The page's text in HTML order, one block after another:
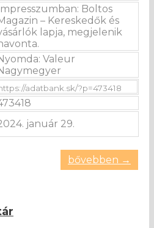
Boltos
– Kereskedők és
lapja, megjelenik
Valeur
január 29.
bővebben →